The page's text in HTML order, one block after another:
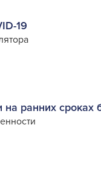
19
ранних сроках